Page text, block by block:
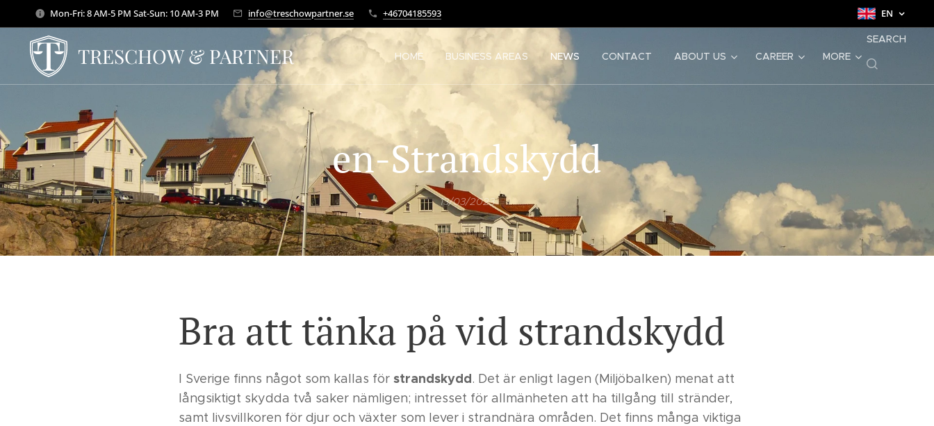
Mon-Fri: 8 AM-5 PM Sat-Sun: 10 AM-3 PM info@treschowpartner.se +46704185593 EN
TRESCHOW & PARTNER HOME BUSINESS AREAS NEWS CONTACT ABOUT US CAREER MORE
SEARCH
en-Strandskydd
13/03/2023
Bra att tänka på vid strandskydd
I Sverige finns något som kallas för strandskydd. Det är enligt lagen (Miljöbalken) menat att
långsiktigt skydda två saker nämligen; intresset för allmänheten att ha tillgång till stränder,
samt livsvillkoren för djur och växter som lever i strandnära områden. Det finns många viktiga